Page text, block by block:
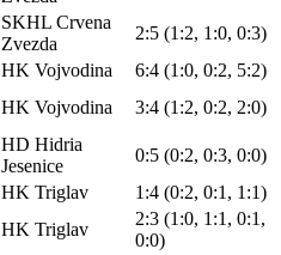
SKHL Crvena
Zvezda
2:5 (1:2, 1:0, 0:3)
HK Vojvodina
6:4 (1:0, 0:2, 5:2)
HK Vojvodina 3:4 (1:2, 0:2, 2:0)
HD Hidria
Jesenice
0:5 (0:2, 0:3, 0:0)
HK Triglav
1:4 (0:2, 0:1, 1:1)
HK Triglav
2:3 (1:0, 1:1, 0:1,
0:0)